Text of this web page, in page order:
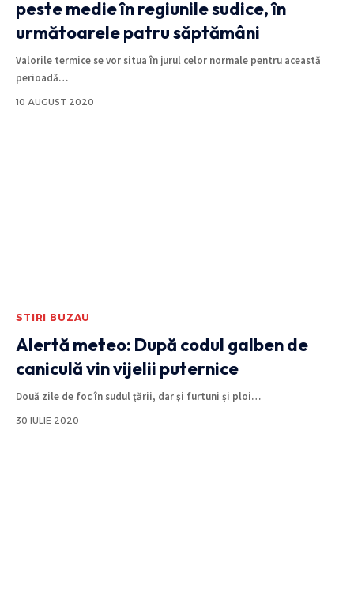
peste medie în regiunile sudice, în
următoarele patru săptămâni
Valorile termice se vor situa în jurul celor normale pentru această
perioadă…
10 AUGUST 2020
STIRI BUZAU
Alertă meteo: După codul galben de
caniculă vin vijelii puternice
Două zile de foc în sudul ţării, dar şi furtuni şi ploi…
30 IULIE 2020